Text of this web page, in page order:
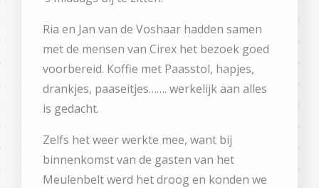
Ria en Jan van de Voshaar hadden samen
met de mensen van Cirex het bezoek goed
voorbereid. Koffie met Paasstol, hapjes,
drankjes, paaseitjes……. werkelijk aan alles
is gedacht.
Zelfs het weer werkte mee, want bij
binnenkomst van de gasten van het
Meulenbelt werd het droog en konden we